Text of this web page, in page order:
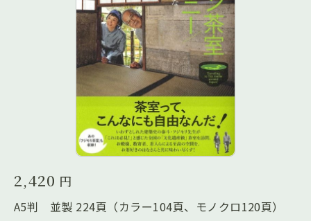
2,420 円
A5判 並製 224頁（カラー104頁、モノクロ120頁）